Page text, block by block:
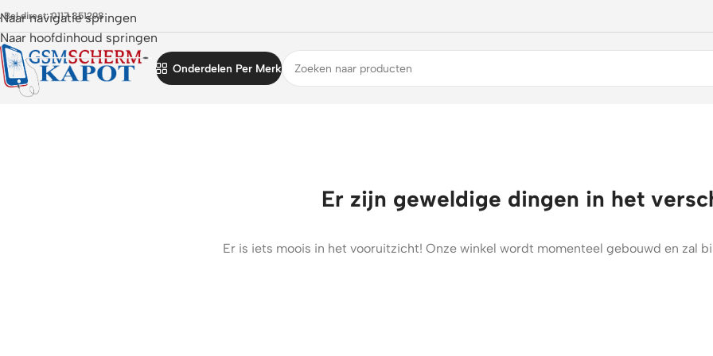
Naar navigatie springen
Naar hoofdinhoud springen
Bel direct: 0117 851298
Onderdelen Per Merk
Er zijn geweldige dingen in het
Er is iets moois in het vooruitzicht! Onze winkel wordt momenteel gebouwd en zal